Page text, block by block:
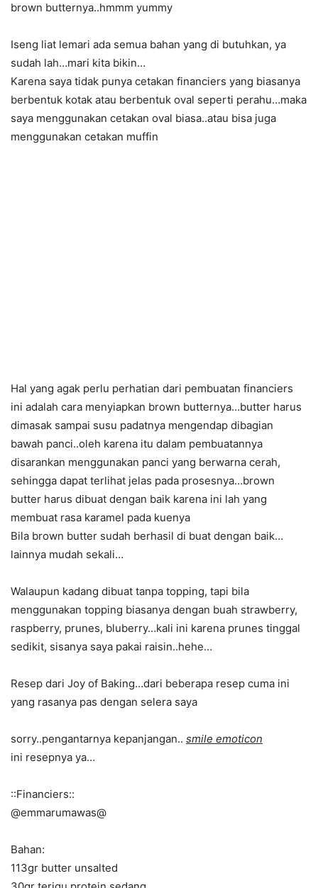
brown butternya..hmmm yummy
Iseng liat lemari ada semua bahan yang di butuhkan, ya
sudah lah…mari kita bikin…
Karena saya tidak punya cetakan financiers yang biasanya
berbentuk kotak atau berbentuk oval seperti perahu…maka
saya menggunakan cetakan oval biasa..atau bisa juga
menggunakan cetakan muffin
Hal yang agak perlu perhatian dari pembuatan financiers
ini adalah cara menyiapkan brown butternya…butter harus
dimasak sampai susu padatnya mengendap dibagian
bawah panci..oleh karena itu dalam pembuatannya
disarankan menggunakan panci yang berwarna cerah,
sehingga dapat terlihat jelas pada prosesnya…brown
butter harus dibuat dengan baik karena ini lah yang
membuat rasa karamel pada kuenya
Bila brown butter sudah berhasil di buat dengan baik…
lainnya mudah sekali…
Walaupun kadang dibuat tanpa topping, tapi bila
menggunakan topping biasanya dengan buah strawberry,
raspberry, prunes, bluberry…kali ini karena prunes tinggal
sedikit, sisanya saya pakai raisin..hehe…
Resep dari Joy of Baking…dari beberapa resep cuma ini
yang rasanya pas dengan selera saya
sorry..pengantarnya kepanjangan.. smile emoticon
ini resepnya ya…
::Financiers::
@emmarumawas@
Bahan:
113gr butter unsalted